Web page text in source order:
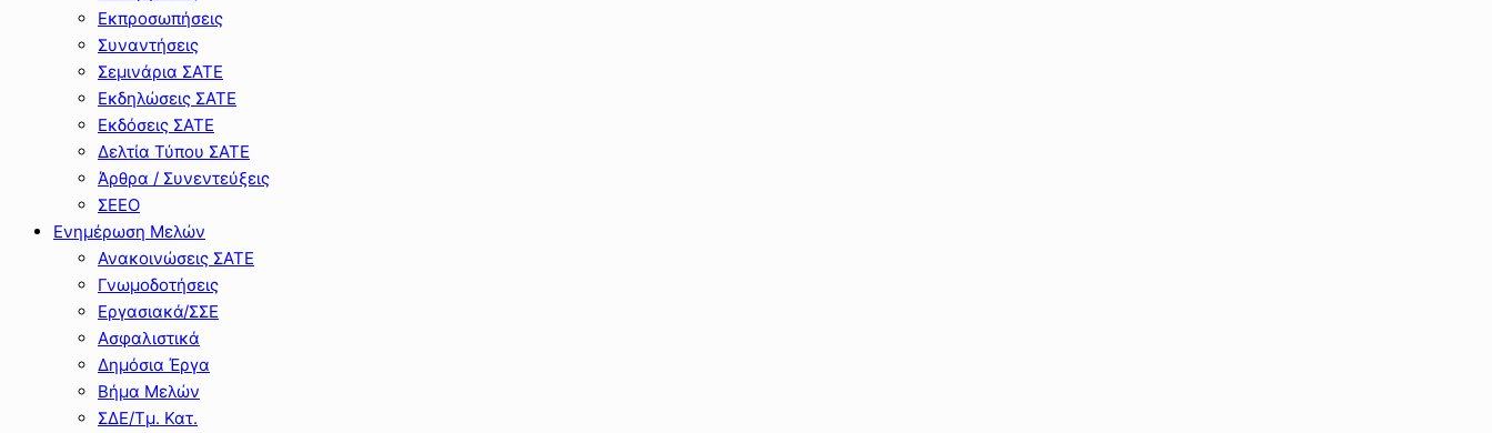
Εκπροσωπήσεις
Συναντήσεις
Σεμινάρια ΣΑΤΕ
Εκδηλώσεις ΣΑΤΕ
Εκδόσεις ΣΑΤΕ
Δελτία Τύπου ΣΑΤΕ
Άρθρα / Συνεντεύξεις
ΣΕΕΟ
Ενημέρωση Μελών
Ανακοινώσεις ΣΑΤΕ
Γνωμοδοτήσεις
Εργασιακά/ΣΣΕ
Ασφαλιστικά
Δημόσια Έργα
Βήμα Μελών
ΣΔΕ/Τμ. Κατ.